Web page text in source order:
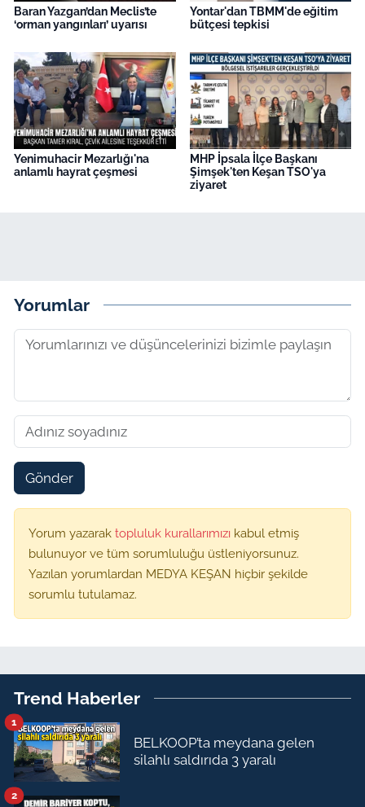
Baran Yazgan’dan Meclis’te
‘orman yangınları’ uyarısı
Yontar'dan TBMM'de eğitim
bütçesi tepkisi
Yenimuhacir Mezarlığı'na
anlamlı hayrat çeşmesi
MHP İpsala İlçe Başkanı
Şimşek'ten Keşan TSO'ya
ziyaret
Yorumlar
Gönder
Yorum yazarak topluluk kurallarımızı kabul etmiş
bulunuyor ve tüm sorumluluğu üstleniyorsunuz.
Yazılan yorumlardan MEDYA KEŞAN hiçbir şekilde
sorumlu tutulamaz.
Trend Haberler
BELKOOP’ta meydana gelen
silahlı saldırıda 3 yaralı
1
2